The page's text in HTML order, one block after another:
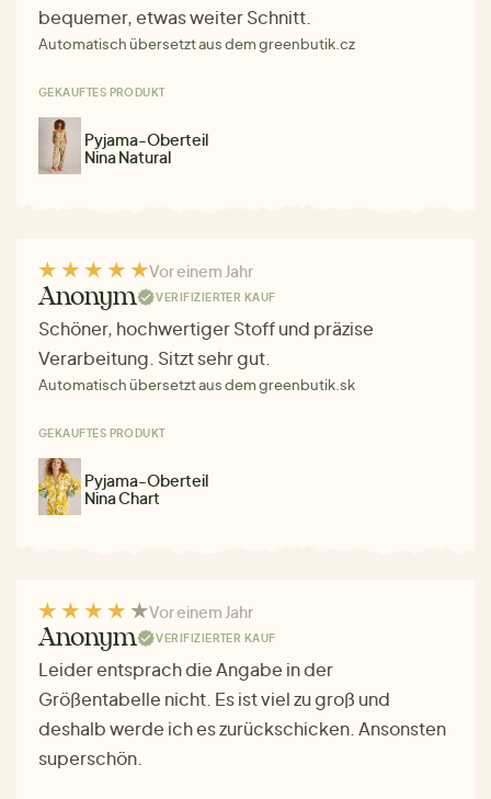
bequemer, etwas weiter Schnitt.
Automatisch übersetzt aus dem greenbutik.cz
GEKAUFTES PRODUKT
Pyjama-Oberteil
Nina Natural
Vor einem Jahr
Anonym VERIFIZIERTER KAUF
Schöner, hochwertiger Stoff und präzise
Verarbeitung. Sitzt sehr gut.
Automatisch übersetzt aus dem greenbutik.sk
GEKAUFTES PRODUKT
Pyjama-Oberteil
Nina Chart
Vor einem Jahr
Anonym VERIFIZIERTER KAUF
Leider entsprach die Angabe in der
Größentabelle nicht. Es ist viel zu groß und
deshalb werde ich es zurückschicken. Ansonsten
superschön.